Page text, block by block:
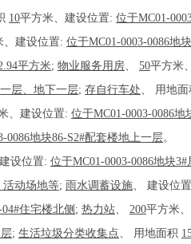
10平方米、建设位置: 位于MC01-
、建设位置: 位于MC01-0003-0086地
平方米; 物业服务用房、 50平方米
层、地下一层; 存自行车处、 用地面
、建设位置: 位于MC01-0003-0086
0086地块86-S2#配套楼地上一层。
设位置: 位于MC01-0003-0086地块
活动场地等; 雨水调蓄设施、 建设位
住宅楼北侧 ; 热力站、 200平方米
; 生活垃圾分类收集点、 用地面积